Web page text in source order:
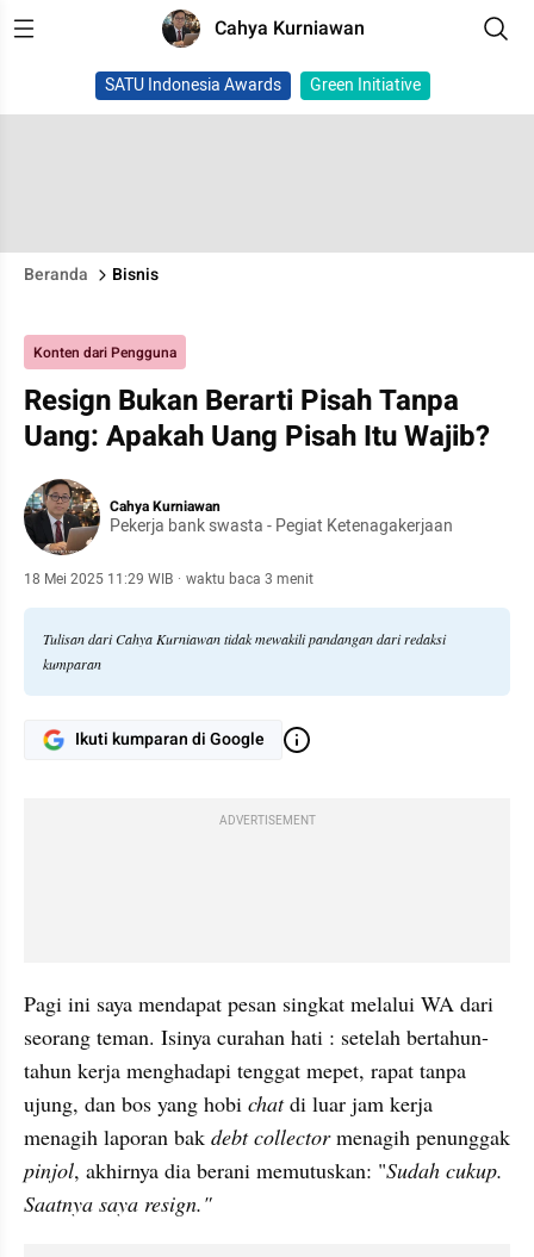
Cahya Kurniawan
SATU Indonesia Awards Green Initiative
Beranda Bisnis
Konten dari Pengguna
Resign Bukan Berarti Pisah Tanpa
Uang: Apakah Uang Pisah Itu Wajib?
Cahya Kurniawan
Pekerja bank swasta - Pegiat Ketenagakerjaan
18 Mei 2025 11:29 WIB · waktu baca 3 menit
Tulisan dari Cahya Kurniawan tidak mewakili pandangan dari redaksi
kumparan
Ikuti kumparan di Google
ADVERTISEMENT
Pagi ini saya mendapat pesan singkat melalui WA dari
seorang teman. Isinya curahan hati : setelah bertahun-
tahun kerja menghadapi tenggat mepet, rapat tanpa
ujung, dan bos yang hobi chat di luar jam kerja
menagih laporan bak debt collector
pinjol, akhirnya dia berani memutuskan: "Sudah cukup.
Saatnya saya resign."